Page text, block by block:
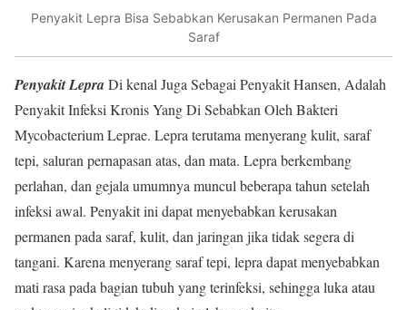
Penyakit Lepra Bisa Sebabkan Kerusakan Permanen Pada
Saraf
Penyakit LepraDi kenal Juga Sebagai Penyakit Hansen, Adalah
Penyakit Infeksi Kronis Yang Di Sebabkan Oleh Bakteri
Mycobacterium Leprae. Lepra terutama menyerang kulit, saraf
tepi, saluran pernapasan atas, dan mata. Lepra berkembang
perlahan, dan gejala umumnya muncul beberapa tahun setelah
infeksi awal. Penyakit ini dapat menyebabkan kerusakan
permanen pada saraf, kulit, dan jaringan jika tidak segera di
tangani. Karena menyerang saraf tepi, lepra dapat menyebabkan
mati rasa pada bagian tubuh yang terinfeksi, sehingga luka atau